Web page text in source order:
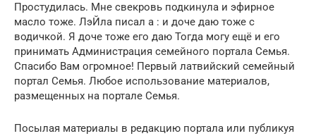
Простудилась. Мне свекровь подкинула и эфирное
масло тоже. ЛэЙла писал а : и доче даю тоже с
водичкой. Я доче тоже его даю Тогда могу ещё и его
принимать Администрация семейного портала Семья.
Спасибо Вам огромное! Первый латвийский семейный
портал Семья. Любое использование материалов,
размещенных на портале Семья.
Посылая материалы в редакцию портала или публикуя